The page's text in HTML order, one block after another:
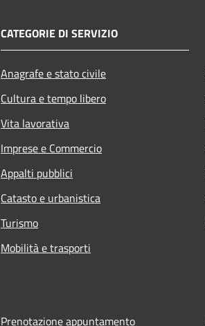
CATEGORIE DI SERVIZIO
Anagrafe e stato civile
Cultura e tempo libero
Vita lavorativa
Imprese e Commercio
Appalti pubblici
Catasto e urbanistica
Turismo
Mobilità e trasporti
Prenotazione appuntamento